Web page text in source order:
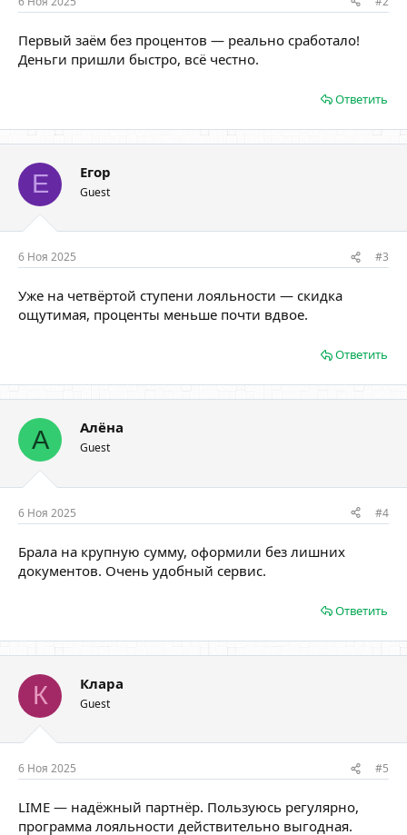
Первый заём без процентов — реально сработало!
Деньги пришли быстро, всё честно.
Ответить
Е Егор
Guest
6 Ноя 2025 #3
Уже на четвёртой ступени лояльности — скидка
ощутимая, проценты меньше почти вдвое.
Ответить
А Алёна
Guest
6 Ноя 2025 #4
Брала на крупную сумму, оформили без лишних
документов. Очень удобный сервис.
Ответить
К Клара
Guest
6 Ноя 2025 #5
LIME — надёжный партнёр. Пользуюсь регулярно,
программа лояльности действительно выгодная.